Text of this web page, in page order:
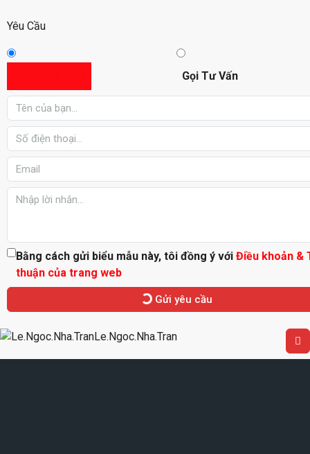
Yêu Cầu
Gọi Tư Vấn
Bằng cách gửi biểu mẫu này, tôi đồng ý với Điều khoản &
thuận của trang web
Gửi yêu cầu
Le.Ngoc.Nha.Tran